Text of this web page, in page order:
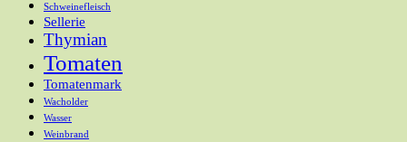
Schweinefleisch
Sellerie
Thymian
Tomaten
Tomatenmark
Wacholder
Wasser
Weinbrand